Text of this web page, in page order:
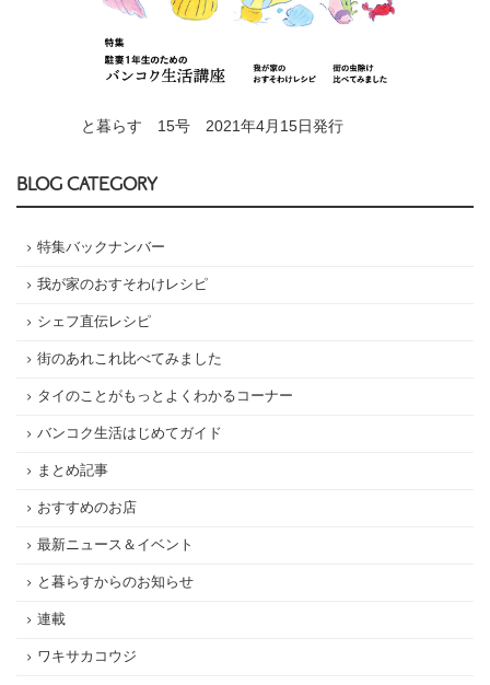
と暮らす 15号 2021年4月15日発行
BLOG CATEGORY
特集バックナンバー
我が家のおすそわけレシピ
シェフ直伝レシピ
街のあれこれ比べてみました
タイのことがもっとよくわかるコーナー
バンコク生活はじめてガイド
まとめ記事
おすすめのお店
最新ニュース＆イベント
と暮らすからのお知らせ
連載
ワキサカコウジ